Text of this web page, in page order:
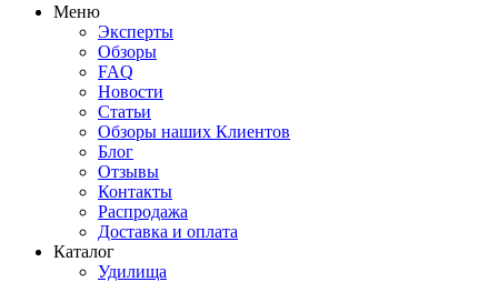
Меню
Эксперты
Обзоры
FAQ
Новости
Статьи
Обзоры наших Клиентов
Блог
Отзывы
Контакты
Распродажа
Доставка и оплата
Каталог
Удилища